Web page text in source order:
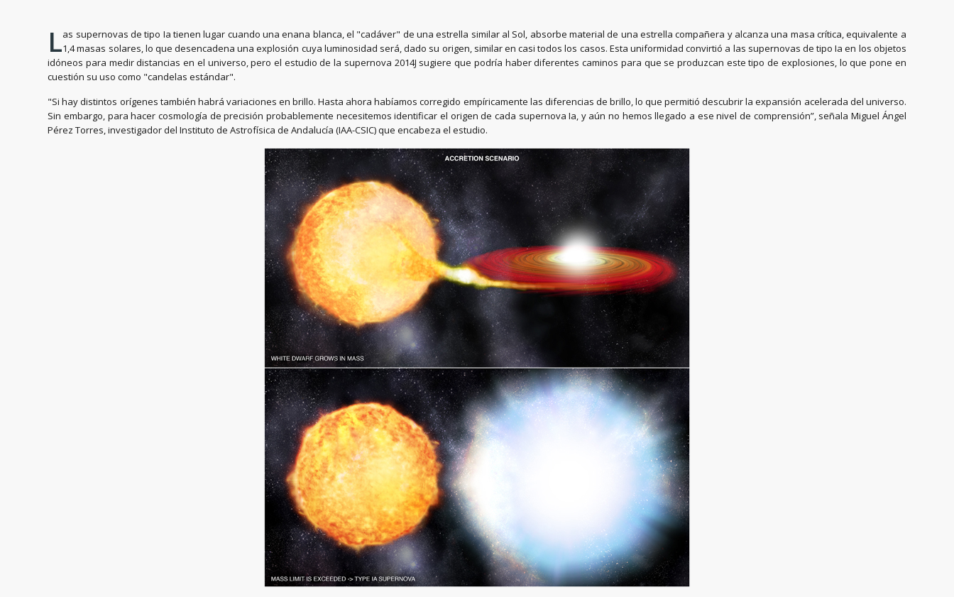
Las supernovas de tipo Ia tienen lugar cuando una enana blanca, el "cadáver" de una estrella similar al Sol, absorbe material de una estrella compañera y alcanza una masa crítica, equivalente a
1,4 masas solares, lo que desencadena una explosión cuya luminosidad será, dado su origen, similar en casi todos los casos. Esta uniformidad convirtió a las supernovas de tipo Ia en los objetos
idóneos para medir distancias en el universo, pero el estudio de la supernova 2014J sugiere que podría haber diferentes caminos para que se produzcan este tipo de explosiones, lo que pone en
cuestión su uso como "candelas estándar".
"Si hay distintos orígenes también habrá variaciones en brillo. Hasta ahora habíamos corregido empíricamente las diferencias de brillo, lo que permitió descubrir la expansión acelerada del universo.
Sin embargo, para hacer cosmología de precisión probablemente necesitemos identificar el origen de cada supernova Ia, y aún no hemos llegado a ese nivel de comprensión”, señala Miguel Ángel
Pérez Torres, investigador del Instituto de Astrofísica de Andalucía (IAA-CSIC) que encabeza el estudio.